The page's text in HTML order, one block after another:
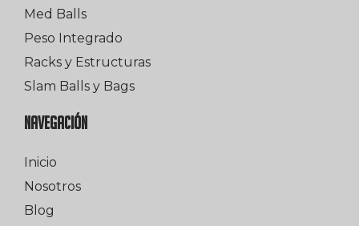
Med Balls
Peso Integrado
Racks y Estructuras
Slam Balls y Bags
NAVEGACIÓN
Inicio
Nosotros
Blog